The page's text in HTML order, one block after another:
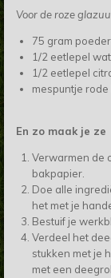
Voor de roze
75 gram
1/2 eetlepel
1/2 eetlepel
mespuntje
En zo maak je ze
Verwarmen de
bakpapier.
Doe alle
het met je
Bestuif je
Verdeel het
stukken met je
met een